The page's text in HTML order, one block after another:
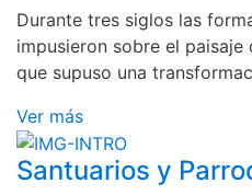
Durante tres siglos las
impusieron sobre el
que supuso una
Ver más
Santuarios y